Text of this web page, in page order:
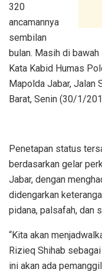
320
ancamannya
sembilan
bulan. Masih di bawah
Kata Kabid Humas
Mapolda Jabar, Jalan
Barat, Senin (30/1/
Penetapan status
berdasarkan gelar
Jabar, dengan
didengarkan
pidana, palsafah, dan
“Kita akan
Rizieq Shihab
ini akan ada